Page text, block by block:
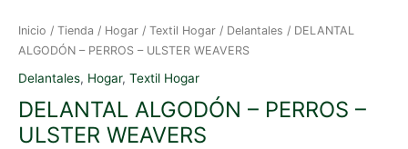
Inicio / Tienda / Hogar / Textil Hogar / Delantales / DELANTAL
ALGODÓN – PERROS – ULSTER WEAVERS
Delantales, Hogar, Textil Hogar
DELANTAL ALGODÓN – PERROS –
ULSTER WEAVERS